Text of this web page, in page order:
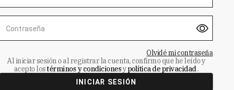
Contraseña
Olvidé mi contraseña
Al iniciar sesión o al registrar la cuenta, confirmo que he leído y
acepto lostérminos y condicionesypolítica de privacidad.
INICIAR SESIÓN